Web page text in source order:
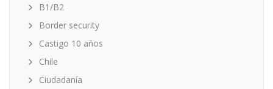
B1/B2
Border security
Castigo 10 años
Chile
Ciudadanía